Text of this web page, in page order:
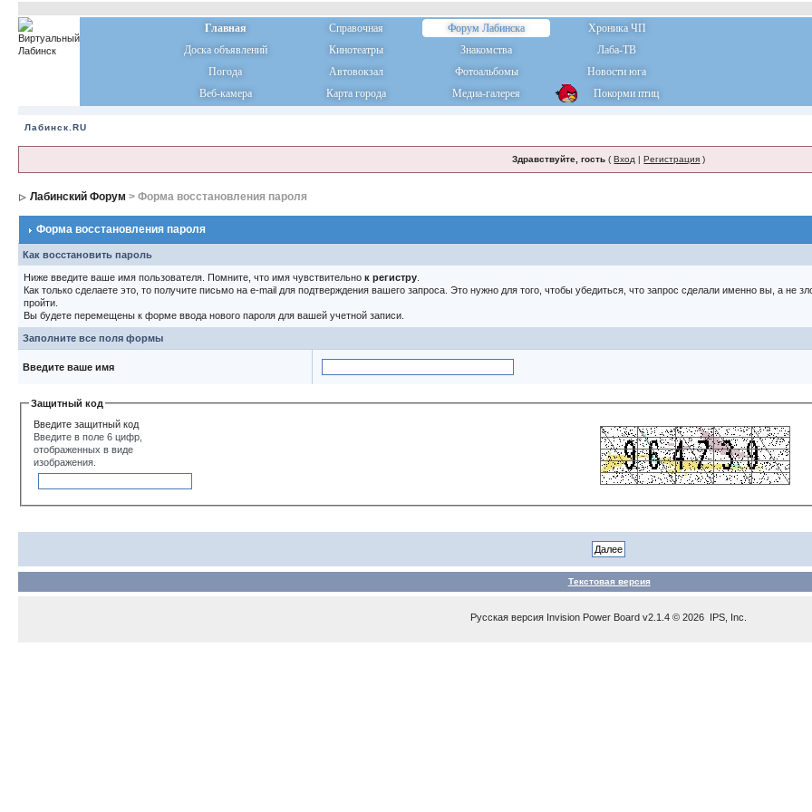
Главная Справочная Форум Лабинска
Хроника ЧП
Доска объявлений
Кинотеатры Знакомства
Лаба-ТВ
Погода
Автовокзал Фотоальбомы
Новости юга
Веб-камера
Карта города Медиа-галерея Покорми птиц
Лабинск.RU
Здравствуйте, гость (Вход |Регистрация )
Лабинский Форум > Форма восстановления пароля
Форма восстановления пароля
Как восстановить пароль
Ниже введите ваше имя пользователя. Помните, что имя чувствительнок регистру
Как только сделаете это, то получите письмо на e-mail для подтверждения вашего запроса. Это нужно для того, чтобы убедиться, что запрос сделали именно вы, а
пройти.
Вы будете перемещены к форме ввода нового пароля для вашей учетной записи.
Заполните все поля формы
Введите ваше имя
Защитный код
Введите защитный код
Введите в поле 6 цифр,
отображенных в виде
изображения.
Текстовая версия
Русская версия Invision Power Board v2.1.4 © 2026 IPS, Inc.